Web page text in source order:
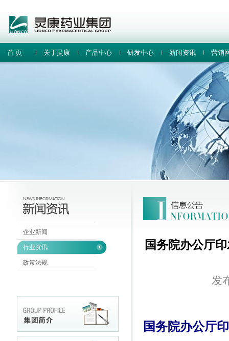
首 页 关于灵康 产品中心 研发中心 新闻资讯 营销
企业新闻
行业资讯
政策法规
国务院办公厅
发
国务院办公厅